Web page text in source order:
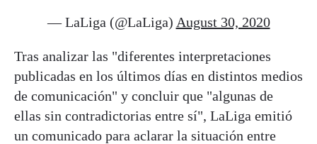
— LaLiga (@LaLiga) August 30, 2020
Tras analizar las "diferentes interpretaciones
publicadas en los últimos días en distintos medios
de comunicación" y concluir que "algunas de
ellas sin contradictorias entre sí", LaLiga emitió
un comunicado para aclarar la situación entre